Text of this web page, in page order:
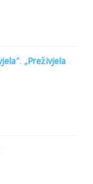
„Preživjela